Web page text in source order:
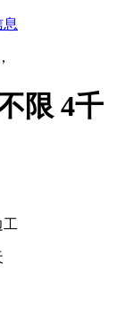
限 4千
工